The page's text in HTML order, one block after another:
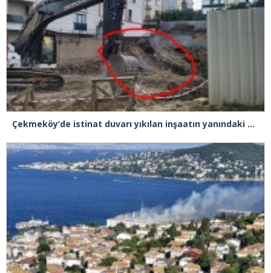
Çekmeköy’de istinat duvarı yıkılan inşaatın yanındaki 5 katlı bina boşaltıldı